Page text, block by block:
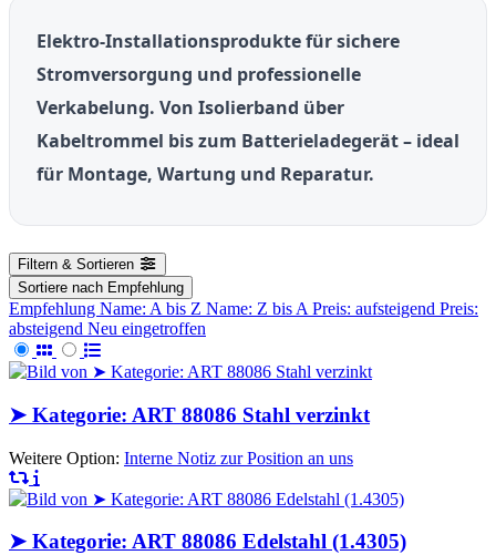
Elektro-Installationsprodukte für sichere
Stromversorgung und professionelle
Verkabelung. Von Isolierband über
Kabeltrommel bis zum Batterieladegerät – ideal
für Montage, Wartung und Reparatur.
Filtern & Sortieren
Sortiere nach Empfehlung
Empfehlung Name: A bis Z Name: Z bis A Preis: aufsteigend Preis:
absteigend Neu eingetroffen
➤ Kategorie: ART 88086 Stahl verzinkt
Weitere Option: Interne Notiz zur Position an uns
➤ Kategorie: ART 88086 Edelstahl (1.4305)